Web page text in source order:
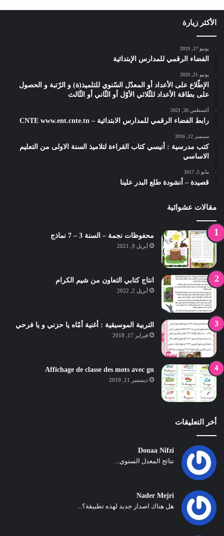
الأكثر زيارة
يونيو 17, 2019
الفضاء الرقمي للمدارس الإبتدائية
يونيو 21, 2020
الإطّلاع على الأعداد أو المعدّل السّنوي للتلميذ(ة) و الرّتبة و الحصول
على بطاقة الأعداد للثّلاثي الأوّل أو الثّاني أو الثّالث
أغسطس 26, 2021
رابط الفضاء الرقمي للمدارس الابتدائية – CNTE www.ent.cnte.tn
سبتمبر 12, 2016
كتب مدرسية : أنيسي كتاب القراءة لتلاميذ السنة الاولى من التعليم
الاساسي
مايو 5, 2017
قصيدة – أنشودة طلع البدر علينا
مقالات عشوائية
محفوظات نجمة – السنة 3 – 7 نماذج
أبريل 9, 2021
انتاج كتابي التعاون من شيم الكرام
أبريل 2, 2022
التربية الموسيقية : أغنية أمّاه يا حزني و يا فرحي
فبراير 17, 2018
Affichage de classe des mots avec gn
ديسمبر 11, 2019
أخر التعليقات
Douaa Nifzi
نتائج المعدل السنوي...
Nader Mejri
هل هناك اصدار جديد لهذه تطبيقة؟...